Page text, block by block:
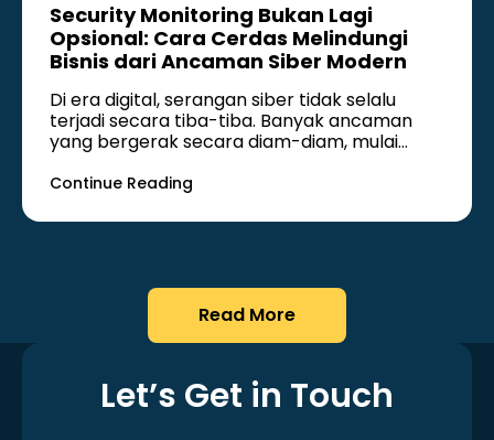
Security Monitoring Bukan Lagi
Opsional: Cara Cerdas Melindungi
Bisnis dari Ancaman Siber Modern
Di era digital, serangan siber tidak selalu
terjadi secara tiba-tiba. Banyak ancaman
yang bergerak secara diam-diam, mulai
Continue Reading
Read More
Let’s Get in Touch